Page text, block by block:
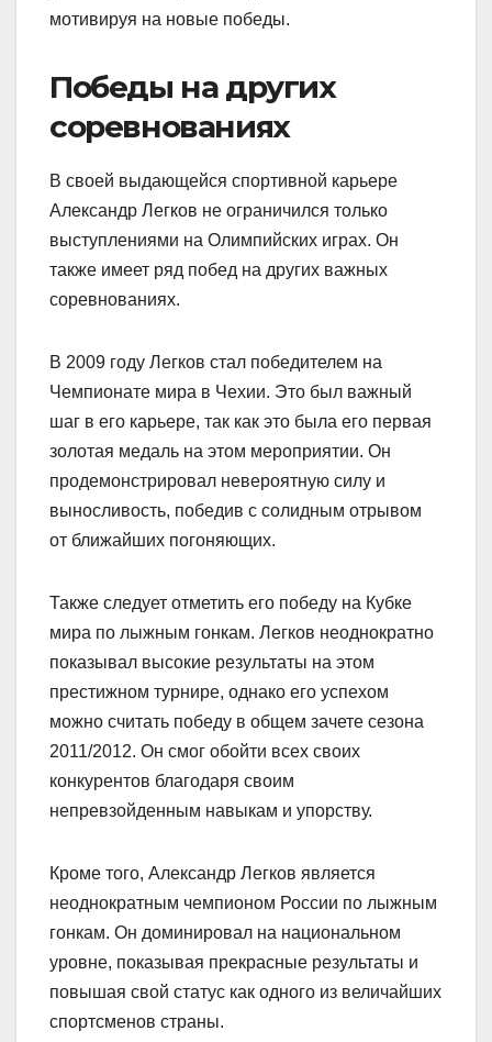
мотивируя на новые победы.
Победы на других
соревнованиях
В своей выдающейся спортивной карьере
Александр Легков не ограничился только
выступлениями на Олимпийских играх. Он
также имеет ряд побед на других важных
соревнованиях.
В 2009 году Легков стал победителем на
Чемпионате мира в Чехии. Это был важный
шаг в его карьере, так как это была его первая
золотая медаль на этом мероприятии. Он
продемонстрировал невероятную силу и
выносливость, победив с солидным отрывом
от ближайших погоняющих.
Также следует отметить его победу на Кубке
мира по лыжным гонкам. Легков неоднократно
показывал высокие результаты на этом
престижном турнире, однако его успехом
можно считать победу в общем зачете сезона
2011/2012. Он смог обойти всех своих
конкурентов благодаря своим
непревзойденным навыкам и упорству.
Кроме того, Александр Легков является
неоднократным чемпионом России по лыжным
гонкам. Он доминировал на национальном
уровне, показывая прекрасные результаты и
повышая свой статус как одного из величайших
спортсменов страны.